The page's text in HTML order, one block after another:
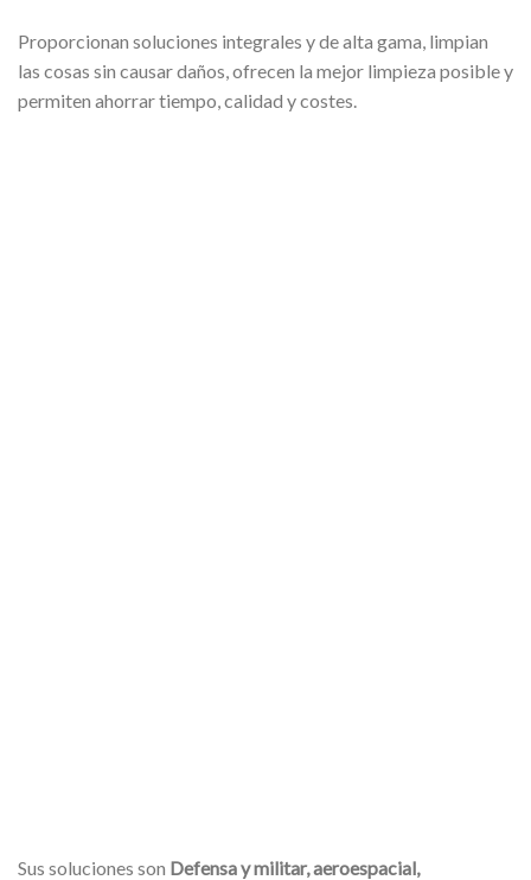
Proporcionan soluciones integrales y de alta gama, limpian
las cosas sin causar daños, ofrecen la mejor limpieza posible y
permiten ahorrar tiempo, calidad y costes.
Sus soluciones son Defensa y militar, aeroespacial,